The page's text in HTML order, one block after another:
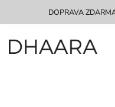
DOPRAVA